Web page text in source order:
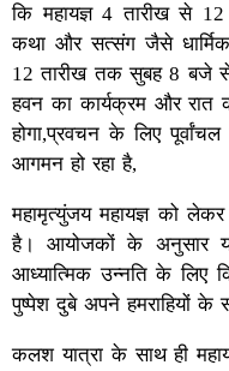
कि महायज्ञ 4 तारीख से
कथा और सत्संग जैसे
12 तारीख तक सुबह 8
हवन का कार्यक्रम और
होगा,प्रवचन के लिए
आगमन हो रहा है,
महामृत्युंजय महायज्ञ को
है। आयोजकों के अनुसार
आध्यात्मिक उन्नति के लिए
पुष्पेश दुबे अपने हमराहियों
कलश यात्रा के साथ ही